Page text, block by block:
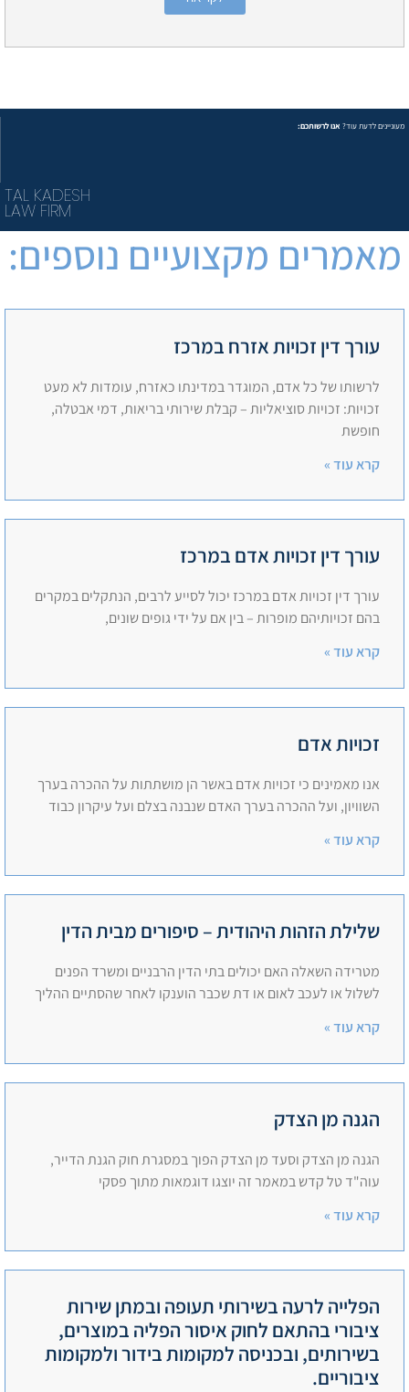
מעוניינים לדעת עוד? אנו לרשותכם:
TAL KADESH
LAW FIRM
מאמרים מקצועיים נוספים:
עורך דין זכויות אזרח במרכז
לרשותו של כל אדם, המוגדר במדינתו כאזרח, עומדות לא מעט
זכויות: זכויות סוציאליות – קבלת שירותי בריאות, דמי אבטלה,
חופשת
קרא עוד »
עורך דין זכויות אדם במרכז
עורך דין זכויות אדם במרכז יכול לסייע לרבים, הנתקלים במקרים
בהם זכויותיהם מופרות – בין אם על ידי גופים שונים,
קרא עוד »
זכויות אדם
אנו מאמינים כי זכויות אדם באשר הן מושתתות על ההכרה בערך
השוויון, ועל ההכרה בערך האדם שנבנה בצלם ועל עיקרון כבוד
קרא עוד »
שלילת הזהות היהודית – סיפורים מבית הדין
מטרידה השאלה האם יכולים בתי הדין הרבניים ומשרד הפנים
לשלול או לעכב לאום או דת שכבר הוענקו לאחר שהסתיים ההליך
קרא עוד »
הגנה מן הצדק
הגנה מן הצדק וסעד מן הצדק הפוך במסגרת חוק הגנת הדייר,
עוה"ד טל קדש במאמר זה יוצגו דוגמאות מתוך פסקי
קרא עוד »
הפלייה לרעה בשירותי תעופה ובמתן שירות
ציבורי בהתאם לחוק איסור הפליה במוצרים,
בשירותים, ובכניסה למקומות בידור ולמקומות
ציבוריים.